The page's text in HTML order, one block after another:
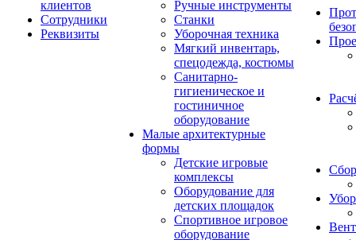
клиентов
Сотрудники
Реквизиты
Ручные инструменты
Станки
Уборочная техника
Мягкий инвентарь,
спецодежда, костюмы
Санитарно-
гигиеническое и
гостиничное
оборудование
Малые архитектурные
формы
Детские игровые
комплексы
Оборудование для
детских площадок
Спортивное игровое
оборудование